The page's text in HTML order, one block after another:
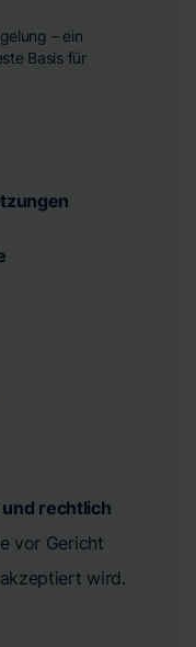
– ein
Basis für
rechtlich
vor Gericht
wird.